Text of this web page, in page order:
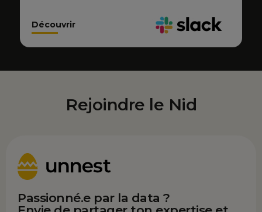
Découvrir
Rejoindre le Nid
Passionné.e par la data ?